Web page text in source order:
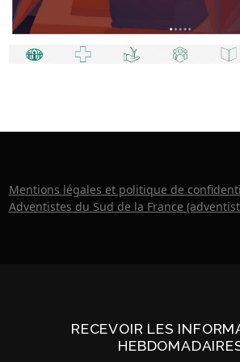
Mentions légales et politique de
Adventistes du Sud de la France
RECEVOIR LES